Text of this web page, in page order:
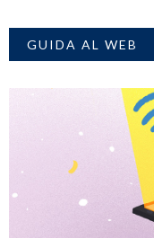
GUIDA AL WEB